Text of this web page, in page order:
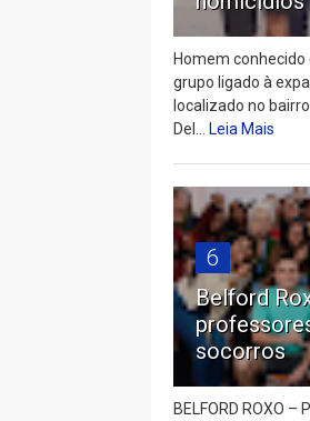
Homem
grupo ligado à
localizado no
Del...Leia Mais
6
Belford
socorros
BELFORD ROXO